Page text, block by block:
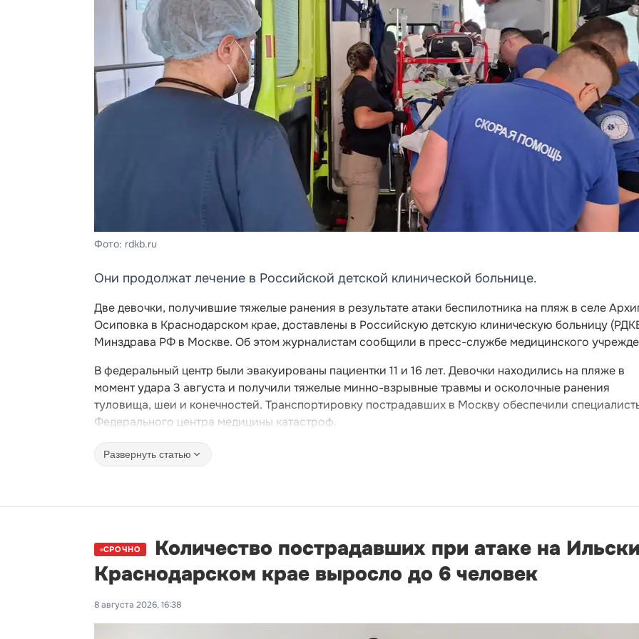
Фото: rdkb.ru
Они продолжат лечение в Российской детской клинической больнице.
Две девочки, получившие тяжелые ранения в результате атаки беспилотника на пляж в селе
Осиповка в Краснодарском крае, доставлены в Российскую детскую клиническую больницу
Минздрава РФ в Москве. Об этом журналистам сообщили в пресс-службе медицинского
В федеральный центр были эвакуированы пациентки 11 и 16 лет. Девочки находились на пляже в
момент удара 3 августа и получили тяжелые минно-взрывные травмы и осколочные ранения
туловища, шеи и конечностей. Транспортировку пострадавших в Москву обеспечили
Федерального центра медицины катастроф.
Развернуть статью
СРОЧНО
Количество пострадавших при атаке на
Краснодарском крае выросло до 6 человек
8 августа 2026, 16:38